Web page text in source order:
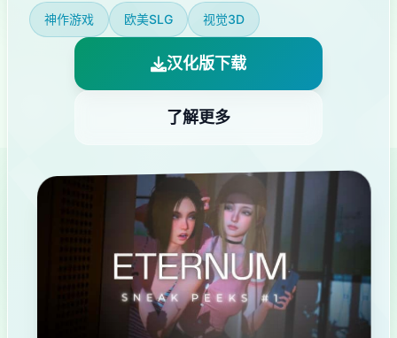
神作游戏 欧美SLG 视觉3D
汉化版下载
了解更多